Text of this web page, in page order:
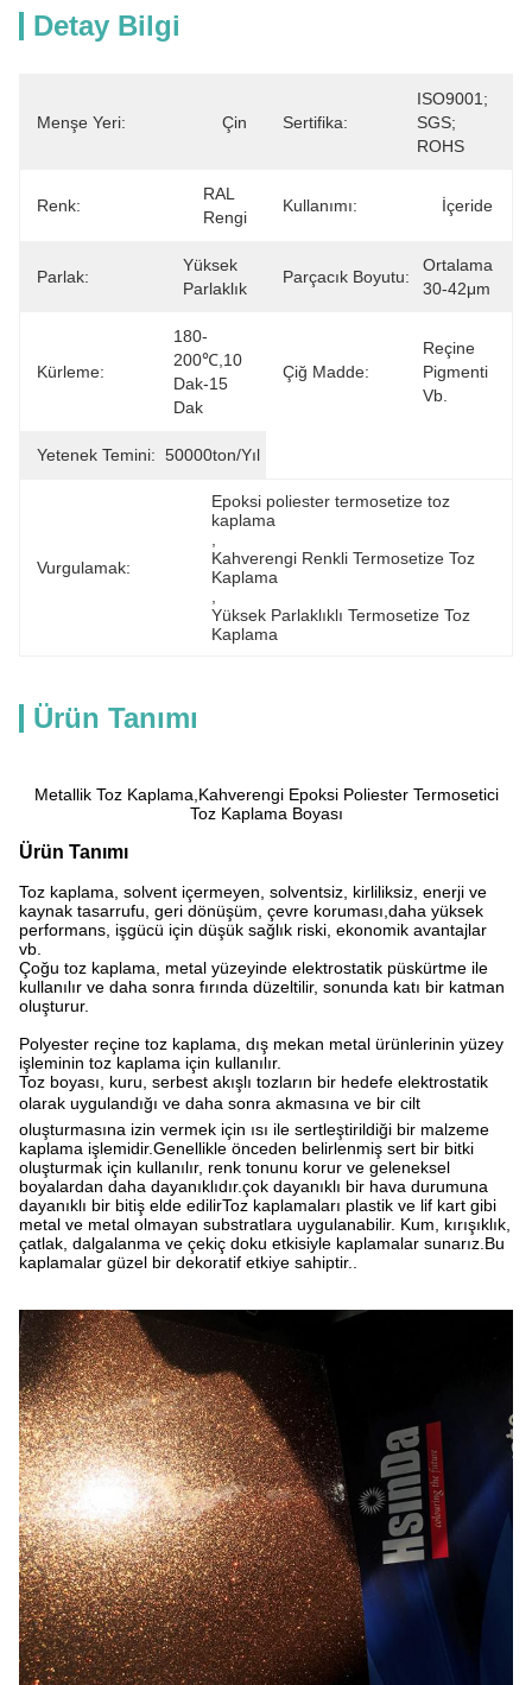
Detay Bilgi
Menşe Yeri: Çin Sertifika:
ISO9001;
SGS;
ROHS
Renk:
RAL
Rengi
Kullanımı: İçeride
Parlak:
Yüksek
Parlaklık
Parçacık Boyutu:
Ortalama
30-42μm
Kürleme:
180-
200℃,10
Dak-15
Dak
Çiğ Madde:
Reçine
Pigmenti
Vb.
Yetenek Temini: 50000ton/yıl
Vurgulamak:
Epoksi poliester termosetize toz
kaplama
Kahverengi Renkli Termosetize Toz
Kaplama
Yüksek Parlaklıklı Termosetize Toz
Kaplama
Ürün Tanımı
Metallik Toz Kaplama,Kahverengi Epoksi Poliester Termosetici
Toz Kaplama Boyası
Ürün Tanımı
Toz kaplama, solvent içermeyen, solventsiz, kirliliksiz, enerji ve
kaynak tasarrufu, geri dönüşüm, çevre koruması,daha yüksek
performans, işgücü için düşük sağlık riski, ekonomik avantajlar
vb.
Çoğu toz kaplama, metal yüzeyinde elektrostatik püskürtme ile
kullanılır ve daha sonra fırında düzeltilir, sonunda katı bir katman
oluşturur.
Polyester reçine toz kaplama, dış mekan metal ürünlerinin yüzey
işleminin toz kaplama için kullanılır.
Toz boyası, kuru, serbest akışlı tozların bir hedefe elektrostatik
olarak uygulandığı ve daha sonra akmasına ve bir cilt
oluşturmasına izin vermek için ısı ile sertleştirildiği bir malzeme
kaplama işlemidir.Genellikle önceden belirlenmiş sert bir bitki
oluşturmak için kullanılır, renk tonunu korur ve geleneksel
boyalardan daha dayanıklıdır.çok dayanıklı bir hava durumuna
dayanıklı bir bitiş elde edilirToz kaplamaları plastik ve lif kart gibi
metal ve metal olmayan substratlara uygulanabilir. Kum, kırışıklık,
çatlak, dalgalanma ve çekiç doku etkisiyle kaplamalar sunarız.Bu
kaplamalar güzel bir dekoratif etkiye sahiptir..